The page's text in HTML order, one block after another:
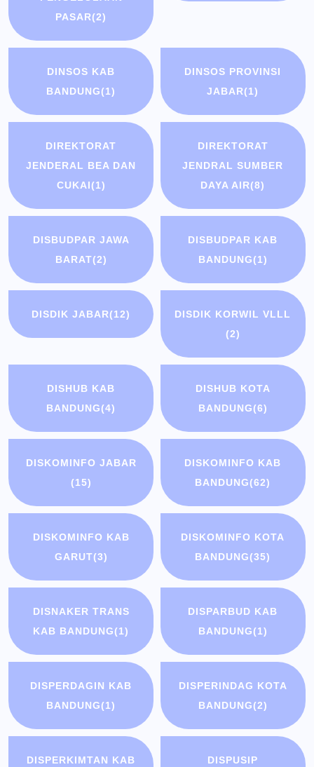
PASAR(2)
DINSOS KAB
BANDUNG(1)
DINSOS PROVINSI
JABAR(1)
DIREKTORAT
JENDERAL BEA DAN
CUKAI(1)
DIREKTORAT
JENDRAL SUMBER
DAYA AIR(8)
DISBUDPAR JAWA
BARAT(2)
DISBUDPAR KAB
BANDUNG(1)
DISDIK JABAR(12)
DISDIK KORWIL VLLL
(2)
DISHUB KAB
BANDUNG(4)
DISHUB KOTA
BANDUNG(6)
DISKOMINFO JABAR
(15)
DISKOMINFO KAB
BANDUNG(62)
DISKOMINFO KAB
GARUT(3)
DISKOMINFO KOTA
BANDUNG(35)
DISNAKER TRANS
KAB BANDUNG(1)
DISPARBUD KAB
BANDUNG(1)
DISPERDAGIN KAB
BANDUNG(1)
DISPERINDAG KOTA
BANDUNG(2)
DISPERKIMTAN KAB DISPUSIP